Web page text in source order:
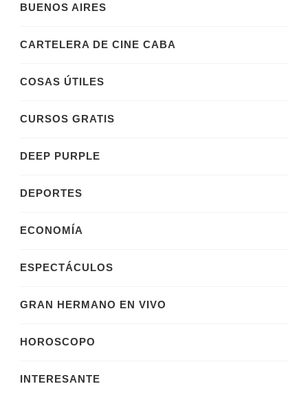
BUENOS AIRES
CARTELERA DE CINE CABA
COSAS ÚTILES
CURSOS GRATIS
DEEP PURPLE
DEPORTES
ECONOMÍA
ESPECTÁCULOS
GRAN HERMANO EN VIVO
HOROSCOPO
INTERESANTE